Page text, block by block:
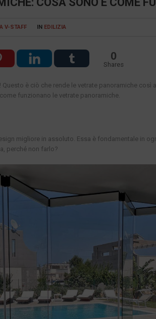
V-STAFF IN EDILIZIA
0
Shares
Questo è ciò che rende le vetrate panoramiche così
funzionano le vetrate panoramiche.
migliore in assoluto. Essa è fondamentale in
perché non farlo?